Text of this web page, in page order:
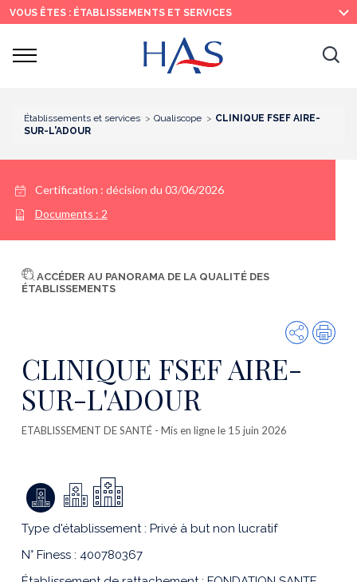
Recherche
Menu
principal
Contenu
principal
VOUS ÊTES : ÉTABLISSEMENTS ET SERVICES
Ouvrir
Établissements et services Qualiscope
CLINIQUE FSEF AIRE-
SUR-L'ADOUR
Certification : décision du 03/06/2026
Documents : 2
ACCÉDER AU PANORAMA DE LA QUALITÉ DES
ÉTABLISSEMENTS
Partager
CLINIQUE FSEF AIRE-
SUR-L'ADOUR
ETABLISSEMENT DE SANTÉ - Mis en ligne le 15 juin 2026
Type d'établissement : Privé à but non lucratif
N° Finess : 400780367